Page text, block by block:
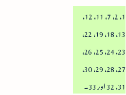
1، 2، 7، 11، 12،
13، 18، 19، 22،
23، 24، 25، 26،
27، 28، 29، 30،
31، 32 اور 33۔